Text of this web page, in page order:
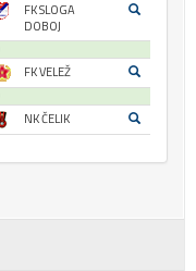
FK SLOGA
DOBOJ
FK VELEŽ
NK ČELIK